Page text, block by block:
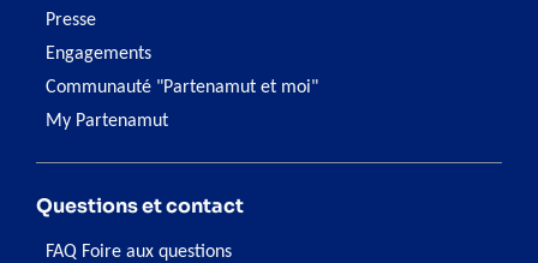
Presse
Engagements
Communauté "Partenamut et moi"
My Partenamut
Questions et contact
FAQ Foire aux questions